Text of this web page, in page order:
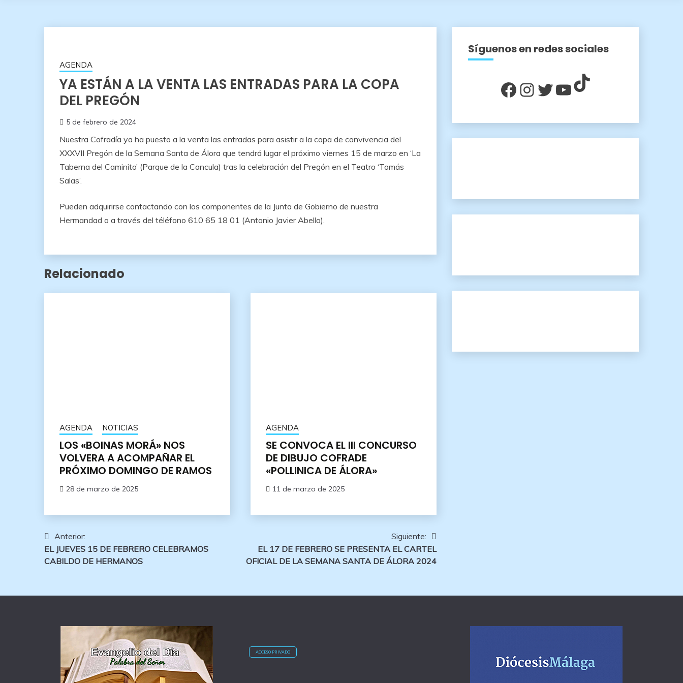
AGENDA
YA ESTÁN A LA VENTA LAS ENTRADAS PARA LA COPA
DEL PREGÓN
5 de febrero de 2024
Nuestra Cofradía ya ha puesto a la venta las entradas para asistir a la copa de convivencia del
XXXVII Pregón de la Semana Santa de Álora que tendrá lugar el próximo viernes 15 de marzo en ‘La
Taberna del Caminito’ (Parque de la Cancula) tras la celebración del Pregón en el Teatro ‘Tomás
Salas’.
Pueden adquirirse contactando con los componentes de la Junta de Gobierno de nuestra
Hermandad o a través del téléfono 610 65 18 01 (Antonio Javier Abello).
Relacionado
AGENDA NOTICIAS
LOS «BOINAS MORÁ» NOS
VOLVERA A ACOMPAÑAR EL
PRÓXIMO DOMINGO DE RAMOS
28 de marzo de 2025
AGENDA
SE CONVOCA EL III CONCURSO
DE DIBUJO COFRADE
«POLLINICA DE ÁLORA»
11 de marzo de 2025
Navegación
de
Anterior:
EL JUEVES 15 DE FEBRERO CELEBRAMOS
CABILDO DE HERMANOS
Siguiente:
EL 17 DE FEBRERO SE PRESENTA EL CARTEL
OFICIAL DE LA SEMANA SANTA DE ÁLORA 2024
Síguenos en redes sociales
Facebook
Instagram
Twitter
YouTube
TikTok
ACCESO PRIVADO